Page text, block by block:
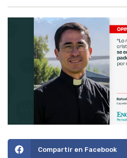
Compartir en Facebook